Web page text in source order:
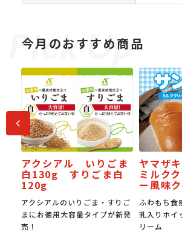
今月のおすすめ商品
前へ
アクシアル いりごま
白130g すりごま白
120g
アクシアルのいりごま・すりご
まにお徳用大容量タイプが新発
売！
ヤマザキ
ミルクク
ー風味ク
ふわもち食感
乳入りホイッ
リーム